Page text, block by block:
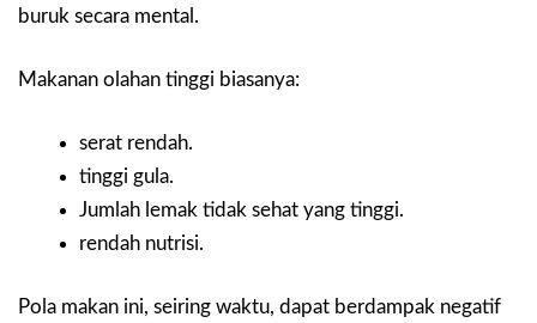
buruk secara mental.
Makanan olahan tinggi biasanya:
serat rendah.
tinggi gula.
Jumlah lemak tidak sehat yang tinggi.
rendah nutrisi.
Pola makan ini, seiring waktu, dapat berdampak negatif